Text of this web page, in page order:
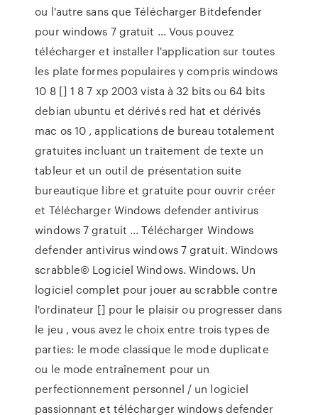
ou l'autre sans que Télécharger Bitdefender
pour windows 7 gratuit ... Vous pouvez
télécharger et installer l'application sur toutes
les plate formes populaires y compris windows
10 8 [] 1 8 7 xp 2003 vista à 32 bits ou 64 bits
debian ubuntu et dérivés red hat et dérivés
mac os 10 , applications de bureau totalement
gratuites incluant un traitement de texte un
tableur et un outil de présentation suite
bureautique libre et gratuite pour ouvrir créer
et Télécharger Windows defender antivirus
windows 7 gratuit ... Télécharger Windows
defender antivirus windows 7 gratuit. Windows
scrabble© Logiciel Windows. Windows. Un
logiciel complet pour jouer au scrabble contre
l'ordinateur [] pour le plaisir ou progresser dans
le jeu , vous avez le choix entre trois types de
parties: le mode classique le mode duplicate
ou le mode entraînement pour un
perfectionnement personnel / un logiciel
passionnant et télécharger windows defender